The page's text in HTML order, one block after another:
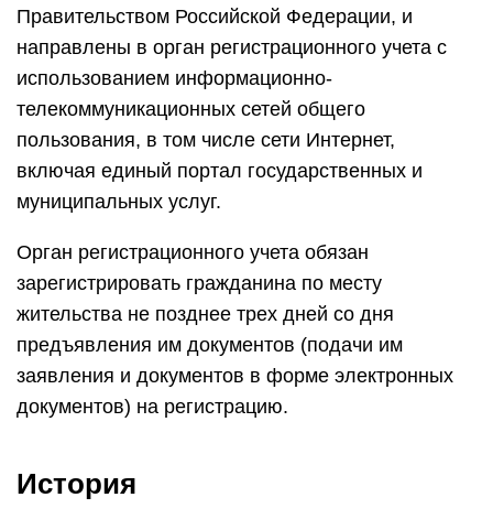
Правительством Российской Федерации, и
направлены в орган регистрационного учета с
использованием информационно-
телекоммуникационных сетей общего
пользования, в том числе сети Интернет,
включая единый портал государственных и
муниципальных услуг.
Орган регистрационного учета обязан
зарегистрировать гражданина по месту
жительства не позднее трех дней со дня
предъявления им документов (подачи им
заявления и документов в форме электронных
документов) на регистрацию.
История